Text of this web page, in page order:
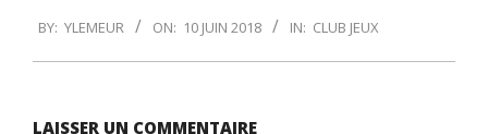
06-
10
BY: YLEMEUR ON: 10 JUIN 2018 IN: CLUB JEUX
LAISSER UN COMMENTAIRE